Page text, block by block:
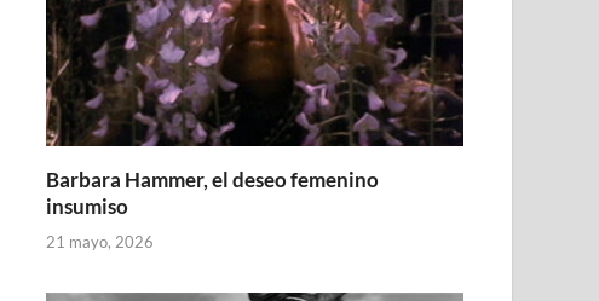
Barbara Hammer, el deseo femenino
insumiso
21 mayo, 2026